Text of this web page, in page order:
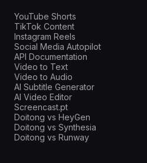
YouTube Shorts
TikTok Content
Instagram Reels
Social Media Autopilot
API Documentation
Video to Text
Video to Audio
AI Subtitle Generator
AI Video Editor
Screencast.pt
Doitong vs HeyGen
Doitong vs Synthesia
Doitong vs Runway